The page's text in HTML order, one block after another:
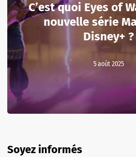
C’est quoi Eyes of
nouvelle série
Disney+ ?
5 août 2025
Soyez informés